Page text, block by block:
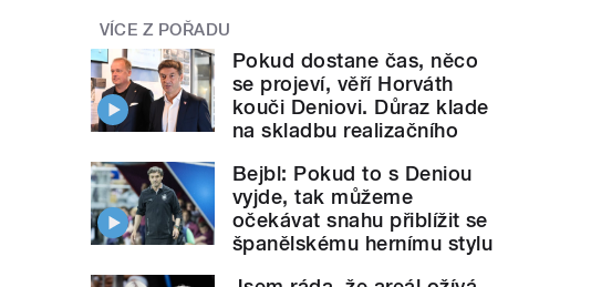
VÍCE Z POŘADU
Pokud dostane čas, něco
se projeví, věří Horváth
kouči Deniovi. Důraz klade
na skladbu realizačního
Bejbl: Pokud to s Deniou
vyjde, tak můžeme
očekávat snahu přiblížit se
španělskému hernímu stylu